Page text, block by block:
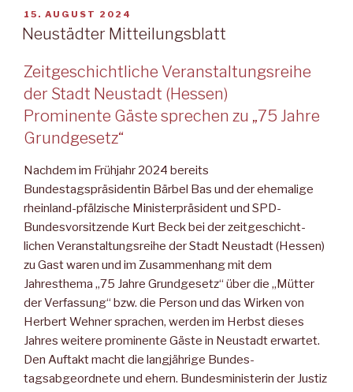
tollkühne
Artisten“
VERÖFFENTLICHT
AM
15. AUGUST 2024
Neustädter Mitteilungsblatt
Zeitgeschichtliche Veranstaltungsreihe
der Stadt Neustadt (Hessen)
Prominente Gäste sprechen zu „75 Jahre
Grundgesetz“
Nachdem im Frühjahr 2024 bereits
Bundestagspräsidentin Bärbel Bas und der ehemalige
rheinland-pfälzische Ministerpräsident und SPD-
Bundesvorsitzende Kurt Beck bei der zeitgeschicht­
lichen Veranstaltungsreihe der Stadt Neustadt (Hessen)
zu Gast waren und im Zusammenhang mit dem
Jahresthema „75 Jahre Grundgesetz“ über die „Mütter
der Verfassung“ bzw. die Person und das Wirken von
Herbert Wehner sprachen, werden im Herbst dieses
Jahres weitere prominente Gäste in Neustadt erwartet.
Den Auftakt macht die langjährige Bundes­
tagsabgeordnete und ehern. Bundesministe­rin der Justiz